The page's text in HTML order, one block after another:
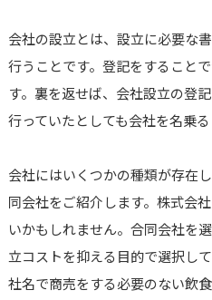
会社の設立とは、設立に必要な
行うことです。登記をすること
す。裏を返せば、会社設立の登
行っていたとしても会社を名乗る
会社にはいくつかの種類が存在
同会社をご紹介します。株式会
いかもしれません。合同会社を
立コストを抑える目的で選択して
社名で商売をする必要のない飲